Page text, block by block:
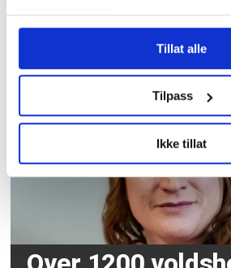
Tillat alle
Tilpass
Ikke tillat
Tidligere
hedret av AUF
Utøya-rom